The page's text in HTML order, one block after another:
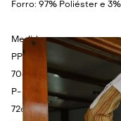
Forro: 97% Poliéster e
Medidas:
PP- Ombro: 34cm -
70cm.
P- Ombro: 36cm - Busto:
72cm.